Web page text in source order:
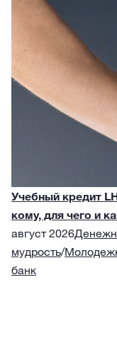
Учебный кредит
кому, для чего и
август 2026
мудрость/
банк